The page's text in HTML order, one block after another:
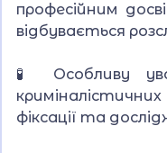
професійним
відбувається
🧪 Особливу
фіксації та